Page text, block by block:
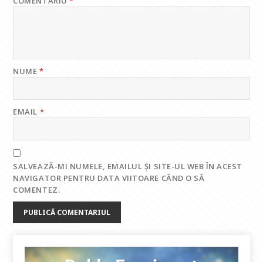
NUME*
EMAIL *
SALVEAZĂ-MI NUMELE, EMAILUL ȘI SITE-UL WEB ÎN ACEST
NAVIGATOR PENTRU DATA VIITOARE CÂND O SĂ
COMENTEZ.